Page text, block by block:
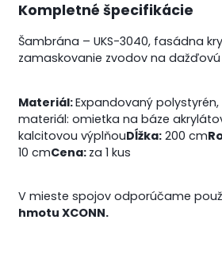
Kompletné špecifikácie
Šambrána – UKS-3040, fasádna
zamaskovanie zvodov na
Materiál:Expandovaný
materiál: omietka na báze
kalcitovou výplňouDĺžka: 200 cm
10 cmCena: za 1 kus
V mieste spojov odporúčame
hmotu XCONN.